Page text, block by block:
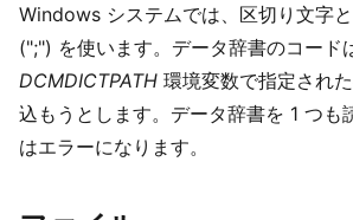
Windows システムでは、区切り文字
(";") を使います。データ辞書のコード
DCMDICTPATH 環境変数で指定され
込もうとします。データ辞書を 1 つも
はエラーになります。